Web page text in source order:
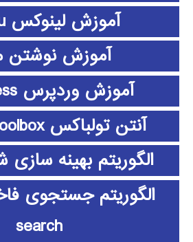
آموزش لینوکس ubuntu
آموزش نوشتن
آموزش وردپرس wordpress
آنتن تولباکس antenna toolbox
الگوریتم بهینه سازی
search